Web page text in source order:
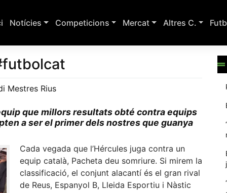
Notícies Competicions Mercat Altres C.
Mestres Rius
que millors resultats obté contra equips
a ser el primer dels nostres que guanya
Cada vegada que l’Hércules juga contra un
equip català, Pacheta deu somriure. Si mirem la
classificació, el conjunt alacantí és el gran rival
de Reus, Espanyol B, Lleida Esportiu i Nàstic